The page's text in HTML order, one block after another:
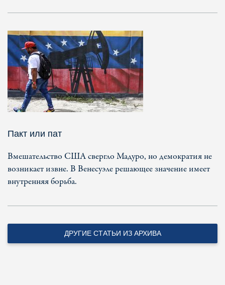
Пакт или пат
Вмешательство США свергло Мадуро, но демократия не
возникает извне. В Венесуэле решающее значение имеет
внутренняя борьба.
ДРУГИЕ СТАТЬИ ИЗ АРХИВА